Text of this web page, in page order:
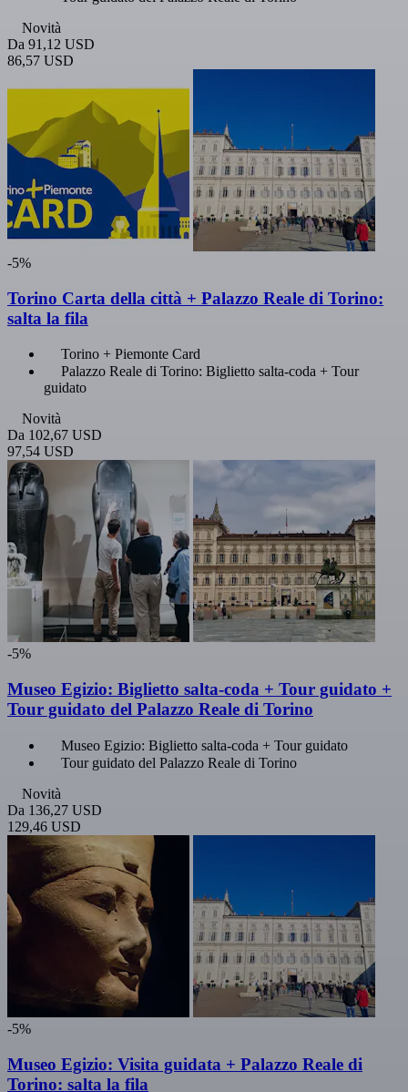
Novità
Da 91,12 USD
86,57 USD
-5%
Torino Carta della città + Palazzo Reale di Torino:
salta la fila
Torino + Piemonte Card
Palazzo Reale di Torino: Biglietto salta-coda + Tour
guidato
Novità
Da 102,67 USD
97,54 USD
-5%
Museo Egizio: Biglietto salta-coda + Tour guidato +
Tour guidato del Palazzo Reale di Torino
Museo Egizio: Biglietto salta-coda + Tour guidato
Tour guidato del Palazzo Reale di Torino
Novità
Da 136,27 USD
129,46 USD
-5%
Museo Egizio: Visita guidata + Palazzo Reale di
Torino: salta la fila